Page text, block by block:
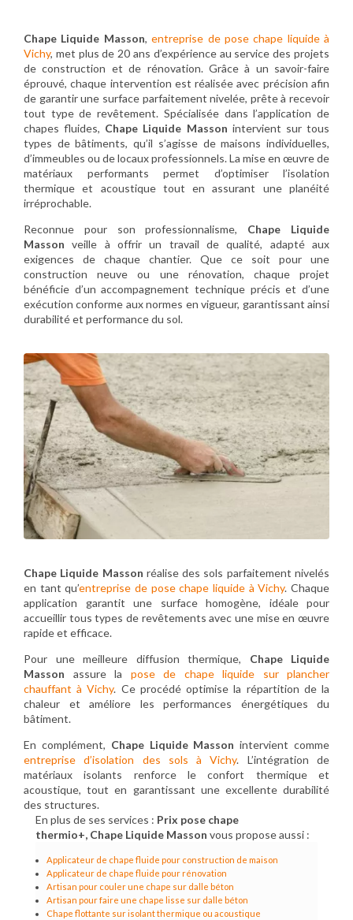
Chape Liquide Masson,entreprise de pose chape liquide à
Vichy, met plus de 20 ans d’expérience au service des projets
de construction et de rénovation. Grâce à un savoir-faire
éprouvé, chaque intervention est réalisée avec précision afin
de garantir une surface parfaitement nivelée, prête à recevoir
tout type de revêtement. Spécialisée dans l’application de
chapes fluides, Chape Liquide Masson intervient sur tous
types de bâtiments, qu’il s’agisse de maisons individuelles,
d’immeubles ou de locaux professionnels. La mise en œuvre de
matériaux performants permet d’optimiser l’isolation
thermique et acoustique tout en assurant une planéité
irréprochable.
Reconnue pour son professionnalisme, Chape Liquide
Masson veille à offrir un travail de qualité, adapté aux
exigences de chaque chantier. Que ce soit pour une
construction neuve ou une rénovation, chaque projet
bénéficie d’un accompagnement technique précis et d’une
exécution conforme aux normes en vigueur, garantissant ainsi
durabilité et performance du sol.
Chape Liquide Masson réalise des sols parfaitement nivelés
en tant qu’entreprise de pose chape liquide à Vichy. Chaque
application garantit une surface homogène, idéale pour
accueillir tous types de revêtements avec une mise en œuvre
rapide et efficace.
Pour une meilleure diffusion thermique, Chape Liquide
Masson assure la pose de chape liquide sur plancher
chauffant à Vichy. Ce procédé optimise la répartition de la
chaleur et améliore les performances énergétiques du
bâtiment.
En complément, Chape Liquide Masson intervient comme
entreprise d’isolation des sols à Vichy. L’intégration de
matériaux isolants renforce le confort thermique et
acoustique, tout en garantissant une excellente durabilité
des structures.
En plus de ses services : Prix pose chape
thermio+, Chape Liquide Masson vous propose aussi :
Applicateur de chape fluide pour construction de maison
Applicateur de chape fluide pour rénovation
Artisan pour couler une chape sur dalle béton
Artisan pour faire une chape lisse sur dalle béton
Chape flottante sur isolant thermique ou acoustique